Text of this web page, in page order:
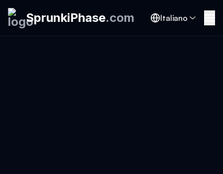
SprunkiPhase.com Italiano